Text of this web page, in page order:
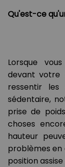
Qu'est-ce
Lorsque
devant votre
ressentir
sédentaire,
prise de
choses
hauteur
problèmes en
position